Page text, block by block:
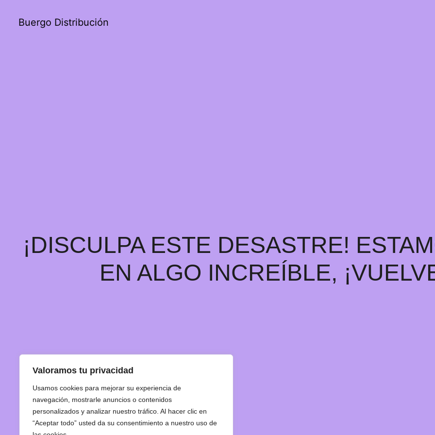
Valoramos tu privacidad
Usamos cookies para mejorar su experiencia de
navegación, mostrarle anuncios o contenidos
personalizados y analizar nuestro tráfico. Al hacer clic en
“Aceptar todo” usted da su consentimiento a nuestro uso de
Buergo Distribución
¡DISCULPA ESTE DESASTRE!
EN ALGO INCREÍBLE,